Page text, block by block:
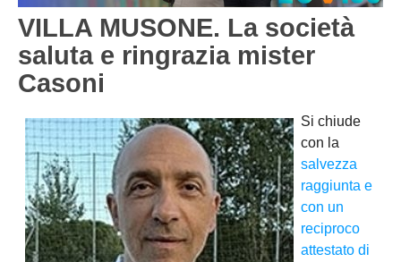
VILLA MUSONE. La società
saluta e ringrazia mister
Casoni
Si chiude
con la
salvezza
raggiunta e
con un
reciproco
attestato di